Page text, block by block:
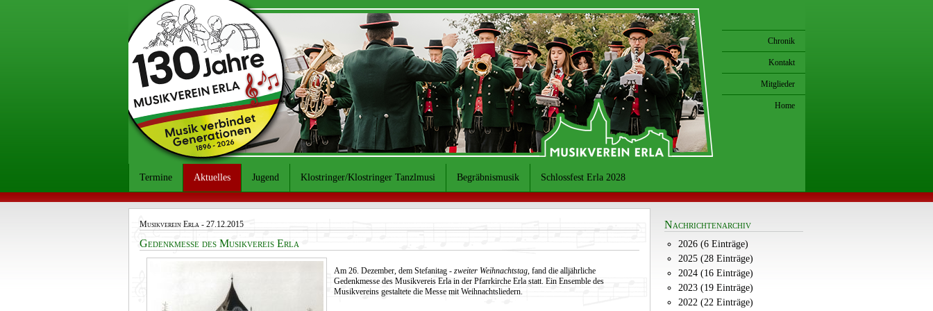
Chronik
Kontakt
Mitglieder
Home
Termine Aktuelles Jugend Klostringer/Klostringer Tanzlmusi Begräbnismusik Schlossfest Erla 2028
Musikverein Erla- 27.12.2015
Gedenkmesse des Musikvereis Erla
Am 26. Dezember, dem Stefanitag - zweiter Weihnachtstag, fand die alljährliche
Gedenkmesse des Musikvereis Erla in der Pfarrkirche Erla statt. Ein Ensemble des
Musikvereins gestaltete die Messe mit Weihnachtsliedern.
Nachrichtenarchiv
2026 (6 Einträge)
2025 (28 Einträge)
2024 (16 Einträge)
2023 (19 Einträge)
2022 (22 Einträge)